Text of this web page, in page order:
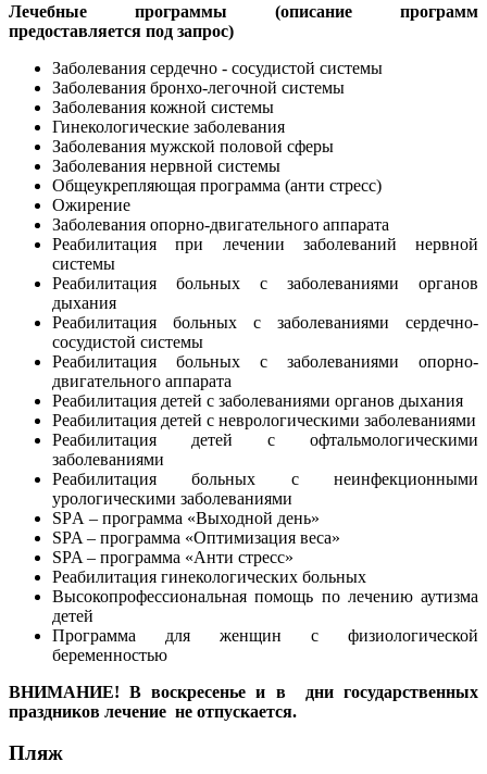
Лечебные программы (описание программ
предоставляется под запрос)
Заболевания сердечно - сосудистой системы
Заболевания бронхо-легочной системы
Заболевания кожной системы
Гинекологические заболевания
Заболевания мужской половой сферы
Заболевания нервной системы
Общеукрепляющая программа (анти стресс)
Ожирение
Заболевания опорно-двигательного аппарата
Реабилитация при лечении заболеваний нервной
системы
Реабилитация больных с заболеваниями органов
дыхания
Реабилитация больных с заболеваниями сердечно-
сосудистой системы
Реабилитация больных с заболеваниями опорно-
двигательного аппарата
Реабилитация детей с заболеваниями органов дыхания
Реабилитация детей с неврологическими заболеваниями
Реабилитация детей с офтальмологическими
заболеваниями
Реабилитация больных с неинфекционными
урологическими заболеваниями
SPА – программа «Выходной день»
SPA – программа «Оптимизация веса»
SPA – программа «Анти стресс»
Реабилитация гинекологических больных
Высокопрофессиональная помощь по лечению аутизма
детей
Программа для женщин с физиологической
беременностью
ВНИМАНИЕ! В воскресенье и в дни государственных
праздников лечение не отпускается.
Пляж